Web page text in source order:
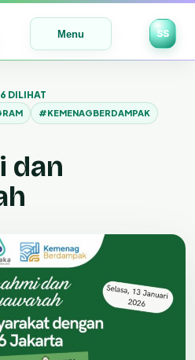
Menu SS
DILIHAT
#KEMENAGBERDAMPAK
dan